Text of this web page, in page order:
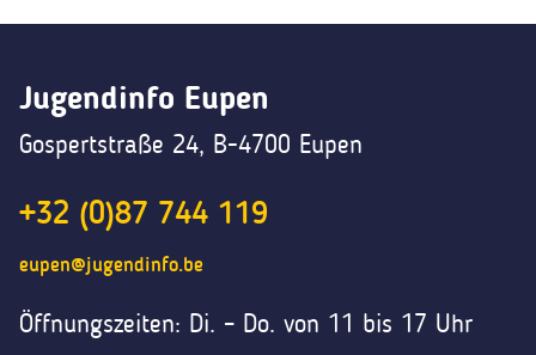
Jugendinfo Eupen
Gospertstraße 24, B-4700 Eupen
+32 (0)87 744 119
eupen@jugendinfo.be
Öffnungszeiten: Di. – Do. von 11 bis 17 Uhr